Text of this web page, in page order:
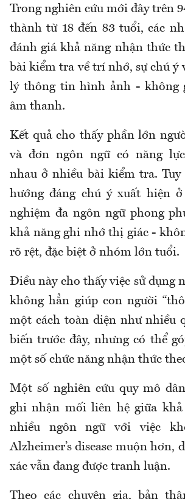
Trong nghiên cứu mới đây trên
thành từ 18 đến 83 tuổi, các
đánh giá khả năng nhận thức
bài kiểm tra về trí nhớ, sự chú ý
lý thông tin hình ảnh - không
âm thanh.
Kết quả cho thấy phần lớn
và đơn ngôn ngữ có năng
nhau ở nhiều bài kiểm tra.
hướng đáng chú ý xuất hiện
nghiệm đa ngôn ngữ phong
khả năng ghi nhớ thị giác -
rõ rệt, đặc biệt ở nhóm lớn tuổi.
Điều này cho thấy việc sử dụng
không hẳn giúp con người
một cách toàn diện như nhiều
biến trước đây, nhưng có thể
một số chức năng nhận thức
Một số nghiên cứu quy mô
ghi nhận mối liên hệ giữa khả
nhiều ngôn ngữ với việc
Alzheimer’s disease muộn hơn,
xác vẫn đang được tranh luận.
Theo các chuyên gia, bản